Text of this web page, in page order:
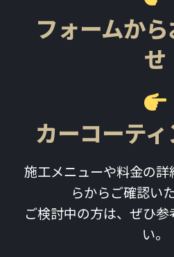
フォームか
せ
カーコーテ
施工メニューや料金の詳
らからご確認い
ご検討中の方は、ぜひ
い。